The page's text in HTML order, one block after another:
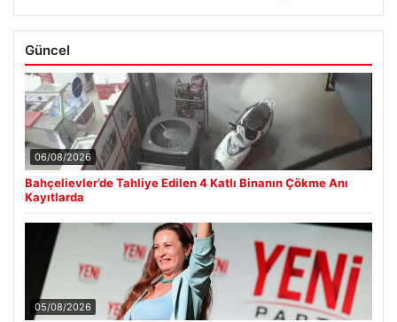
Güncel
06/08/2026
Bahçelievler’de Tahliye Edilen 4 Katlı Binanın Çökme Anı
Kayıtlarda
05/08/2026